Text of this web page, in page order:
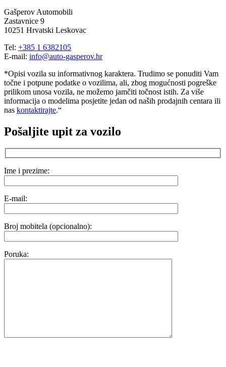
Gašperov Automobili
Zastavnice 9
10251 Hrvatski Leskovac
Tel: +385 1 6382105
E-mail: info@auto-gasperov.hr
*Opisi vozila su informativnog karaktera. Trudimo se ponuditi Vam
točne i potpune podatke o vozilima, ali, zbog mogućnosti pogreške
prilikom unosa vozila, ne možemo jamčiti točnost istih. Za više
informacija o modelima posjetite jedan od naših prodajnih centara ili
nas kontaktirajte.“
Pošaljite upit za vozilo
Ime i prezime:
E-mail:
Broj mobitela (opcionalno):
Poruka: